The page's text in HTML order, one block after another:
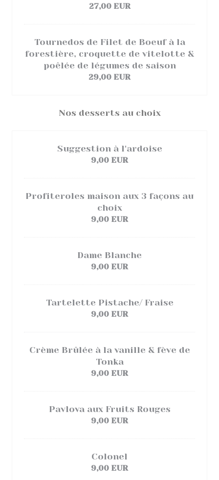
27,00 EUR
Tournedos de Filet de Boeuf à la
forestière, croquette de vitelotte &
poêlée de légumes de saison
29,00 EUR
Nos desserts au choix
Suggestion à l'ardoise
9,00 EUR
Profiteroles maison aux 3 façons au
choix
9,00 EUR
Dame Blanche
9,00 EUR
Tartelette Pistache/ Fraise
9,00 EUR
Crème Brûlée à la vanille & fève de
Tonka
9,00 EUR
Pavlova aux Fruits Rouges
9,00 EUR
Colonel
9,00 EUR